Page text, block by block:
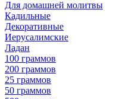
Для домашней молитвы
Кадильные
Декоративные
Иерусалимские
Ладан
100 граммов
200 граммов
25 граммов
50 граммов